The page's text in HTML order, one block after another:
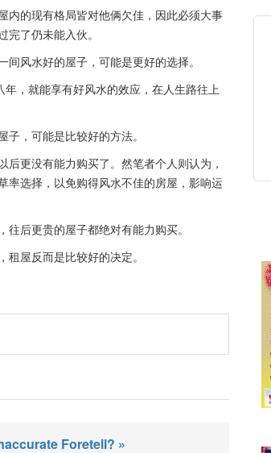
内的现有格局皆对他俩欠佳，因此必须大事
了仍未能入伙。
风水好的屋子，可能是更好的选择。
，就能享有好风水的效应，在人生路往上
，可能是比较好的方法。
更没有能力购买了。然笔者个人则认为，
率选择，以免购得风水不佳的房屋，影响运
后更贵的屋子都绝对有能力购买。
屋反而是比较好的决定。
Foretell? »